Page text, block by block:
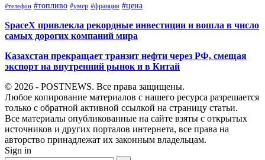
#телефон #топливо #умер #франция #цена
SpaceX привлекла рекордные инвестиции и вошла в число
самых дорогих компаний мира
Казахстан прекращает транзит нефти через РФ, смещая
экспорт на внутренний рынок и в Китай
© 2026 - POSTNEWS. Все права защищены.
Любое копирование материалов с нашего ресурса разрешается
только с обратной активной ссылкой на страницу статьи.
Все материалы опубликованные на сайте взяты с открытых
источников и других порталов интернета, все права на
авторство принадлежат их законным владельцам.
Sign in